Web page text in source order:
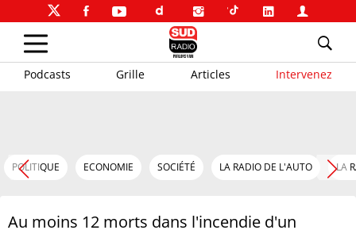
Podcasts Grille Articles Intervenez
POLITIQUE ECONOMIE SOCIÉTÉ LA RADIO DE L'AUTO LA
Au moins 12 morts dans l'incendie d'un